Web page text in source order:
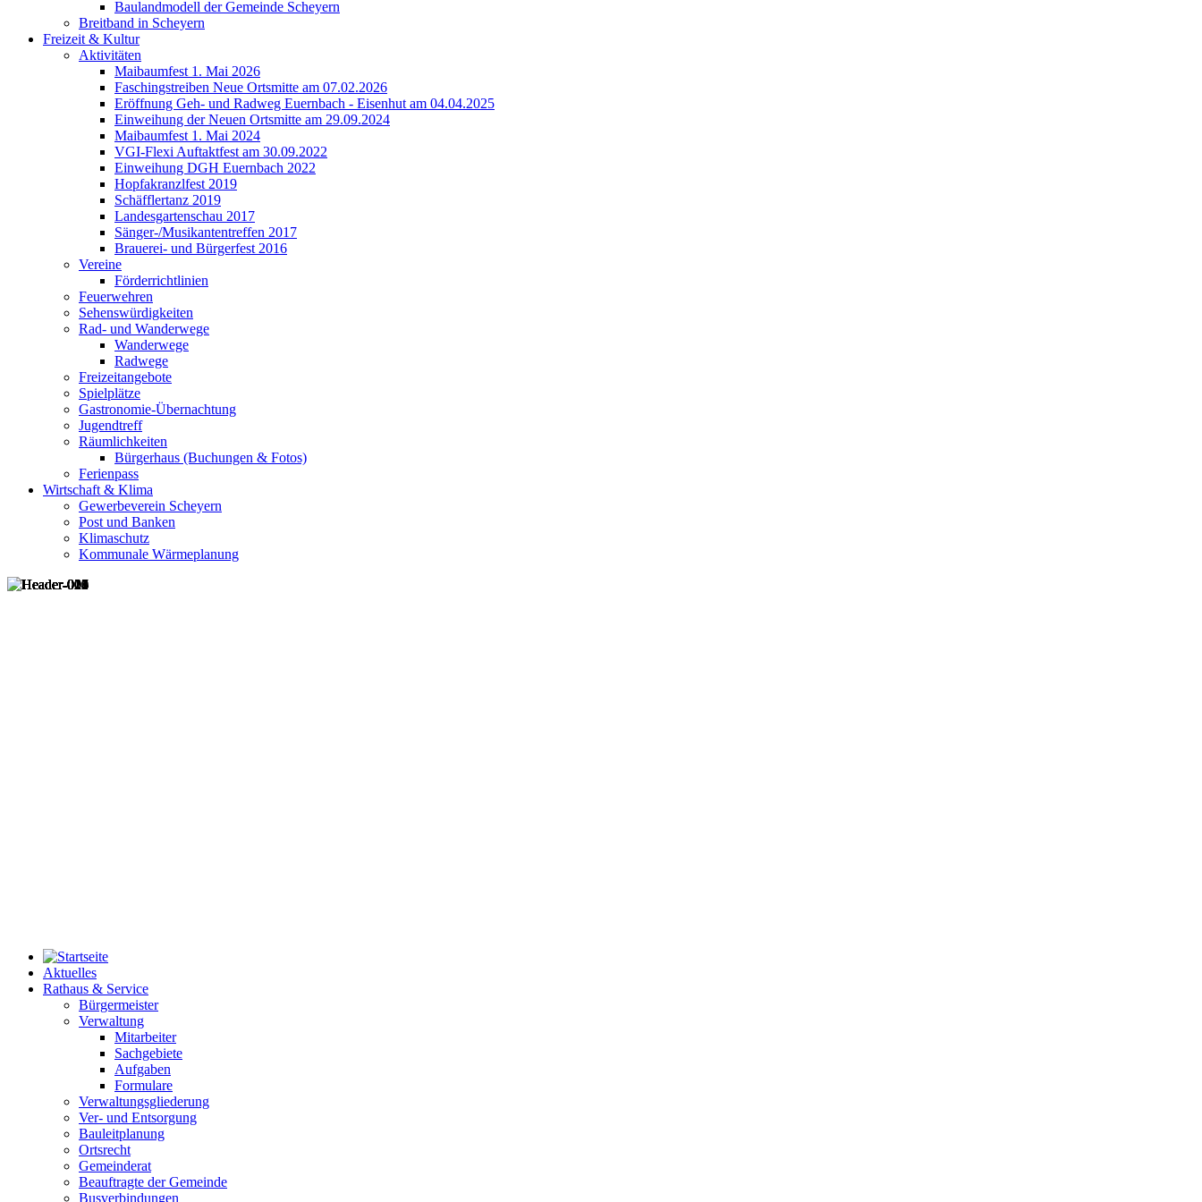
Baulandmodell der Gemeinde Scheyern
Breitband in Scheyern
Freizeit & Kultur
Aktivitäten
Maibaumfest 1. Mai 2026
Faschingstreiben Neue Ortsmitte am 07.02.2026
Eröffnung Geh- und Radweg Euernbach - Eisenhut am 04.04.2025
Einweihung der Neuen Ortsmitte am 29.09.2024
Maibaumfest 1. Mai 2024
VGI-Flexi Auftaktfest am 30.09.2022
Einweihung DGH Euernbach 2022
Hopfakranzlfest 2019
Schäfflertanz 2019
Landesgartenschau 2017
Sänger-/Musikantentreffen 2017
Brauerei- und Bürgerfest 2016
Vereine
Förderrichtlinien
Feuerwehren
Sehenswürdigkeiten
Rad- und Wanderwege
Wanderwege
Radwege
Freizeitangebote
Spielplätze
Gastronomie-Übernachtung
Jugendtreff
Räumlichkeiten
Bürgerhaus (Buchungen & Fotos)
Ferienpass
Wirtschaft & Klima
Gewerbeverein Scheyern
Post und Banken
Klimaschutz
Kommunale Wärmeplanung
Aktuelles
Rathaus & Service
Bürgermeister
Verwaltung
Mitarbeiter
Sachgebiete
Aufgaben
Formulare
Verwaltungsgliederung
Ver- und Entsorgung
Bauleitplanung
Ortsrecht
Gemeinderat
Beauftragte der Gemeinde
Busverbindungen